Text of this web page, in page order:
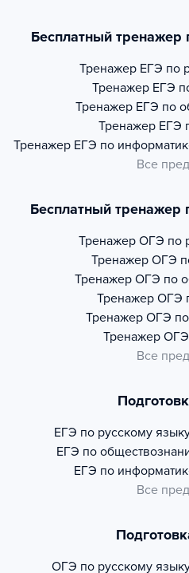
Бесплатный тренажер
Тренажер ЕГЭ по
Тренажер ЕГЭ
Тренажер ЕГЭ по
Тренажер ЕГЭ
Тренажер ЕГЭ по
Все
Бесплатный тренажер
Тренажер ОГЭ по
Тренажер ОГЭ
Тренажер ОГЭ по
Тренажер ОГЭ
Тренажер ОГЭ
Тренажер ОГЭ
Все
ЕГЭ по русскому
ЕГЭ по
ЕГЭ по
Все
ОГЭ по русскому